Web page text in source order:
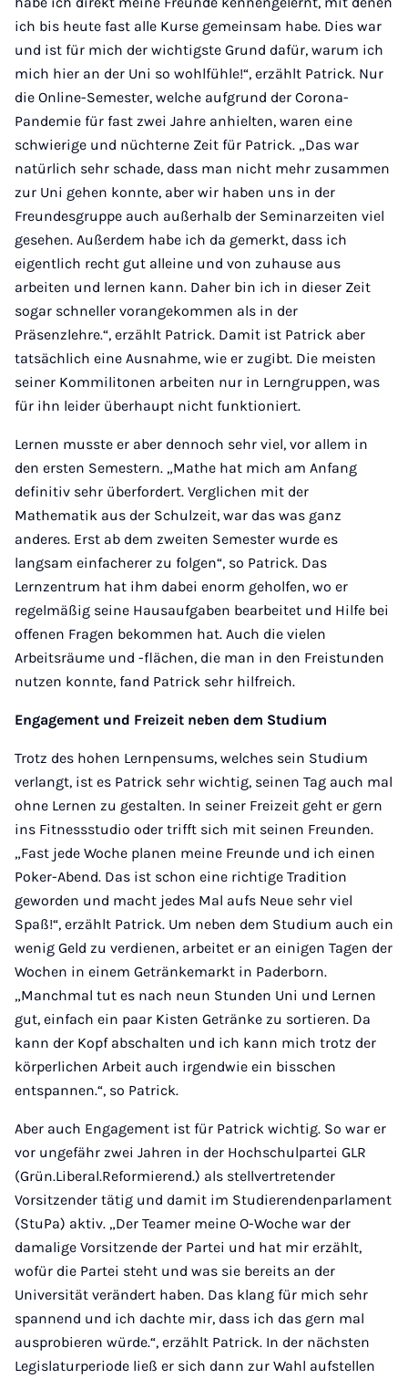
ich bis heute fast alle Kurse gemeinsam habe. Dies war
und ist für mich der wichtigste Grund dafür, warum ich
mich hier an der Uni so wohlfühle!“, erzählt Patrick. Nur
die Online-Semester, welche aufgrund der Corona-
Pandemie für fast zwei Jahre anhielten, waren eine
schwierige und nüchterne Zeit für Patrick. „Das war
natürlich sehr schade, dass man nicht mehr zusammen
zur Uni gehen konnte, aber wir haben uns in der
Freundesgruppe auch außerhalb der Seminarzeiten viel
gesehen. Außerdem habe ich da gemerkt, dass ich
eigentlich recht gut alleine und von zuhause aus
arbeiten und lernen kann. Daher bin ich in dieser Zeit
sogar schneller vorangekommen als in der
Präsenzlehre.“, erzählt Patrick. Damit ist Patrick aber
tatsächlich eine Ausnahme, wie er zugibt. Die meisten
seiner Kommilitonen arbeiten nur in Lerngruppen, was
für ihn leider überhaupt nicht funktioniert.
Lernen musste er aber dennoch sehr viel, vor allem in
den ersten Semestern. „Mathe hat mich am Anfang
definitiv sehr überfordert. Verglichen mit der
Mathematik aus der Schulzeit, war das was ganz
anderes. Erst ab dem zweiten Semester wurde es
langsam einfacherer zu folgen“, so Patrick. Das
Lernzentrum hat ihm dabei enorm geholfen, wo er
regelmäßig seine Hausaufgaben bearbeitet und Hilfe bei
offenen Fragen bekommen hat. Auch die vielen
Arbeitsräume und -flächen, die man in den Freistunden
nutzen konnte, fand Patrick sehr hilfreich.
Engagement und Freizeit neben dem Studium
Trotz des hohen Lernpensums, welches sein Studium
verlangt, ist es Patrick sehr wichtig, seinen Tag auch mal
ohne Lernen zu gestalten. In seiner Freizeit geht er gern
ins Fitnessstudio oder trifft sich mit seinen Freunden.
„Fast jede Woche planen meine Freunde und ich einen
Poker-Abend. Das ist schon eine richtige Tradition
geworden und macht jedes Mal aufs Neue sehr viel
Spaß!“, erzählt Patrick. Um neben dem Studium auch ein
wenig Geld zu verdienen, arbeitet er an einigen Tagen der
Wochen in einem Getränkemarkt in Paderborn.
„Manchmal tut es nach neun Stunden Uni und Lernen
gut, einfach ein paar Kisten Getränke zu sortieren. Da
kann der Kopf abschalten und ich kann mich trotz der
körperlichen Arbeit auch irgendwie ein bisschen
entspannen.“, so Patrick.
Aber auch Engagement ist für Patrick wichtig. So war er
vor ungefähr zwei Jahren in der Hochschulpartei GLR
(Grün.Liberal.Reformierend.) als stellvertretender
Vorsitzender tätig und damit im Studierendenparlament
(StuPa) aktiv. „Der Teamer meine O-Woche war der
damalige Vorsitzende der Partei und hat mir erzählt,
wofür die Partei steht und was sie bereits an der
Universität verändert haben. Das klang für mich sehr
spannend und ich dachte mir, dass ich das gern mal
ausprobieren würde.“, erzählt Patrick. In der nächsten
Legislaturperiode ließ er sich dann zur Wahl aufstellen